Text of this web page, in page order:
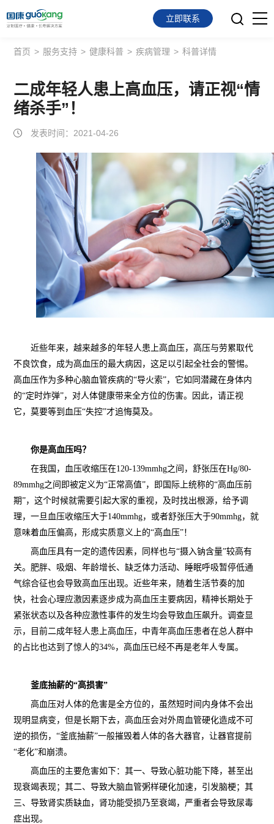
首页
面向会员
面向企业
关于我们
立即联系
首页 > 服务支持 > 健康科普 > 疾病管理 > 科普详情
二成年轻人患上高血压，请正视“情
绪杀手”！
发表时间：2021-04-26
近些年来，越来越多的年轻人患上高血压，高压与劳累取代
不良饮食，成为高血压的最大病因，这足以引起全社会的警惕。
高血压作为多种心脑血管疾病的“导火索”，它如同潜藏在身体内
的“定时炸弹”，对人体健康带来全方位的伤害。因此，请正视
它，莫要等到血压“失控”才追悔莫及。
你是高血压吗？
在我国，血压收缩压在120-139mmhg之间，舒张压在Hg/80-
89mmhg之间即被定义为“正常高值”，即国际上统称的“高血压前
期”，这个时候就需要引起大家的重视，及时找出根源，给予调
理，一旦血压收缩压大于140mmhg，或者舒张压大于90mmhg，就
意味着血压偏高，形成实质意义上的“高血压”！
高血压具有一定的遗传因素，同样也与“摄入钠含量”较高有
关。肥胖、吸烟、年龄增长、缺乏体力活动、睡眠呼吸暂停低通
气综合征也会导致高血压出现。近些年来，随着生活节奏的加
快，社会心理应激因素逐步成为高血压主要病因，精神长期处于
紧张状态以及各种应激性事件的发生均会导致血压飙升。调查显
示，目前二成年轻人患上高血压，中青年高血压患者在总人群中
的占比也达到了惊人的34%，高血压已经不再是老年人专属。
釜底抽薪的“高损害”
高血压对人体的危害是全方位的，虽然短时间内身体不会出
现明显病变，但是长期下去，高血压会对外周血管硬化造成不可
逆的损伤，“釜底抽薪”一般摧毁着人体的各大器官，让器官提前
“老化”和崩溃。
高血压的主要危害如下：其一、导致心脏功能下降，甚至出
现衰竭表现；其二、导致大脑血管粥样硬化加速，引发脑梗；其
三、导致肾实质缺血，肾功能受损乃至衰竭，严重者会导致尿毒
症出现。